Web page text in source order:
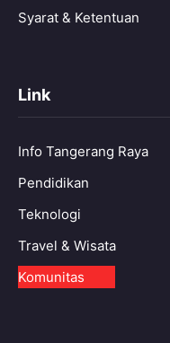
Syarat & Ketentuan
Link
Info Tangerang Raya
Pendidikan
Teknologi
Travel & Wisata
Komunitas